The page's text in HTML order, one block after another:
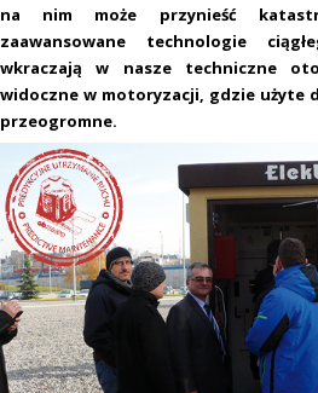
na nim może przynieść
zaawansowane technologie
wkraczają w nasze techniczne
widoczne w motoryzacji, gdzie użyte
przeogromne.